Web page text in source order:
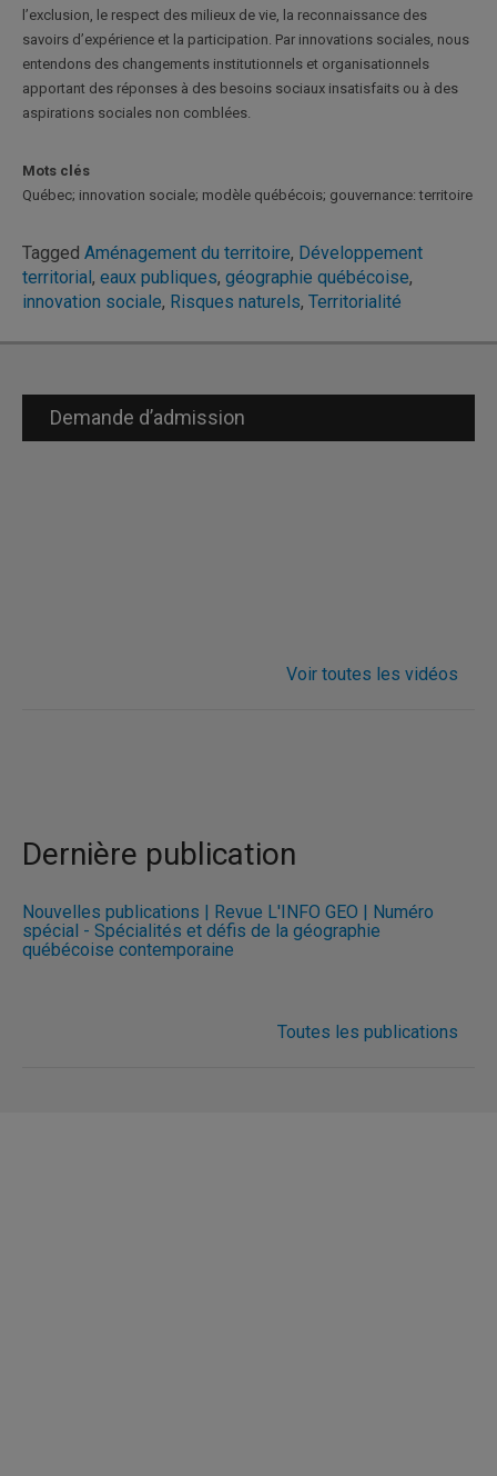
l’exclusion, le respect des milieux de vie, la reconnaissance des
savoirs d’expérience et la participation. Par innovations sociales, nous
entendons des changements institutionnels et organisationnels
apportant des réponses à des besoins sociaux insatisfaits ou à des
aspirations sociales non comblées.
Mots clés
Québec; innovation sociale; modèle québécois; gouvernance: territoire
Tagged Aménagement du territoire, Développement
territorial, eaux publiques, géographie québécoise,
innovation sociale, Risques naturels, Territorialité
Demande d’admission
Voir toutes les vidéos
Dernière publication
Nouvelles publications | Revue L'INFO GÉO | Numéro
spécial - Spécialités et défis de la géographie
québécoise contemporaine
Toutes les publications